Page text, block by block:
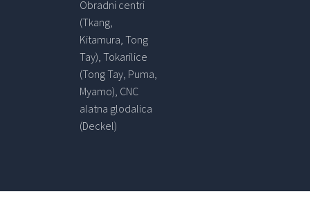
Obradni centri
(Tkang,
Kitamura, Tong
Tay), Tokarilice
(Tong Tay, Puma,
Myamo), CNC
alatna glodalica
(Deckel)